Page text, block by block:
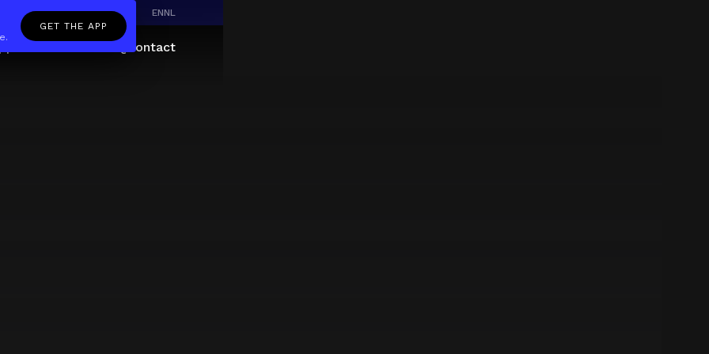
ENNL
Contact
GET THE APP